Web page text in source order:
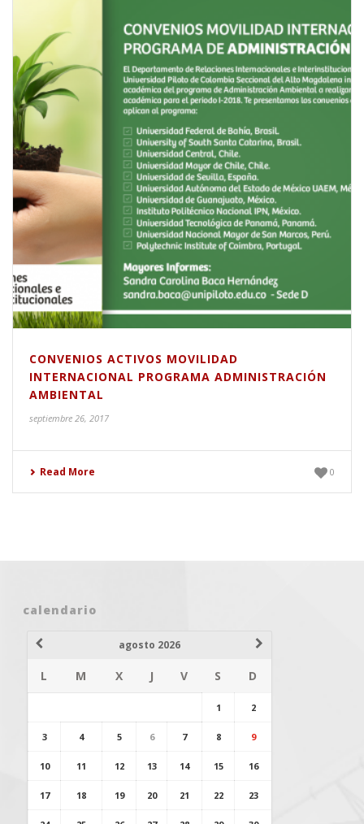
CONVENIOS ACTIVOS MOVILIDAD
INTERNACIONAL PROGRAMA ADMINISTRACIÓN
AMBIENTAL
septiembre 26, 2017
Read More 0
calendario
agosto 2026
L M X J V S D
1 2
3 4 5 6 7 8 9
10 11 12 13 14 15 16
17 18 19 20 21 22 23